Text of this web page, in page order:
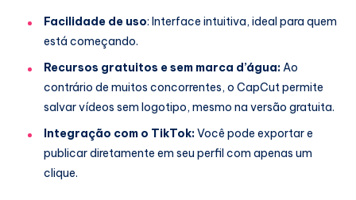
Facilidade de uso: Interface intuitiva, ideal para quem
está começando.
Recursos gratuitos e sem marca d’água:Ao
contrário de muitos concorrentes, o CapCut permite
salvar vídeos sem logotipo, mesmo na versão gratuita.
Integração com o TikTok:Você pode exportar e
publicar diretamente em seu perfil com apenas um
clique.